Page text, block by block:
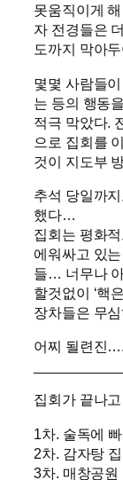
못움직이게
자 전경들은
도까지 막아
몇몇 사람들
는 등의 행동
적극 막았다.
으로 집회를
것이 지도부
추석 당일까
했다…
집회는 평화
에워싸고 있
들… 너무나
할것없이 ‘핵
장차들은 무
어찌 될련진
집회가 끝나
1차. 술독에
2차. 감자탕 집
3차. 매창공원